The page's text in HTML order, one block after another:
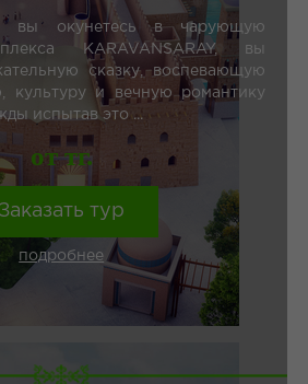
вы окунетесь в чарующую
KARAVANSARAY, вы
сказку, воспевающую
культуру и вечную романтику
испытав это ...
от тг.
Заказать тур
подробнее